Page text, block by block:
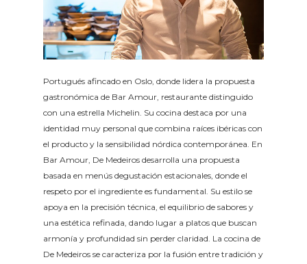
Portugués afincado en Oslo, donde lidera la propuesta
gastronómica de Bar Amour, restaurante distinguido
con una estrella Michelin. Su cocina destaca por una
identidad muy personal que combina raíces ibéricas con
el producto y la sensibilidad nórdica contemporánea. En
Bar Amour, De Medeiros desarrolla una propuesta
basada en menús degustación estacionales, donde el
respeto por el ingrediente es fundamental. Su estilo se
apoya en la precisión técnica, el equilibrio de sabores y
una estética refinada, dando lugar a platos que buscan
armonía y profundidad sin perder claridad. La cocina de
De Medeiros se caracteriza por la fusión entre tradición y